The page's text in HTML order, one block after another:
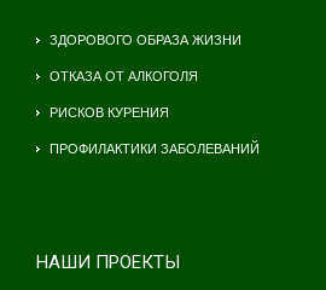
ЗДОРОВОГО ОБРАЗА ЖИЗНИ
ОТКАЗА ОТ АЛКОГОЛЯ
РИСКОВ КУРЕНИЯ
ПРОФИЛАКТИКИ ЗАБОЛЕВАНИЙ
НАШИ ПРОЕКТЫ